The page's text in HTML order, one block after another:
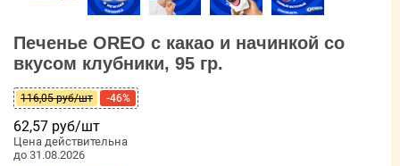
Печенье OREO с какао и начинкой со
вкусом клубники, 95 гр.
116,05 руб/шт -46%
62,57 руб/шт
Цена действительна
до 31.08.2026